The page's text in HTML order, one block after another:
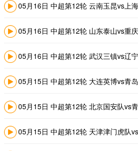
05月16日 中超第12轮 云南玉昆vs上
05月16日 中超第12轮 山东泰山vs重
05月16日 中超第12轮 武汉三镇vs辽
05月15日 中超第12轮 大连英博vs青
05月15日 中超第12轮 北京国安队vs
05月15日 中超第12轮 天津津门虎队vs